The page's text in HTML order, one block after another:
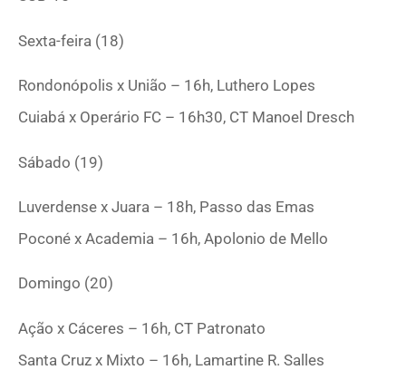
Sexta-feira (18)
Rondonópolis x União – 16h, Luthero Lopes
Cuiabá x Operário FC – 16h30, CT Manoel Dresch
Sábado (19)
Luverdense x Juara – 18h, Passo das Emas
Poconé x Academia – 16h, Apolonio de Mello
Domingo (20)
Ação x Cáceres – 16h, CT Patronato
Santa Cruz x Mixto – 16h, Lamartine R. Salles